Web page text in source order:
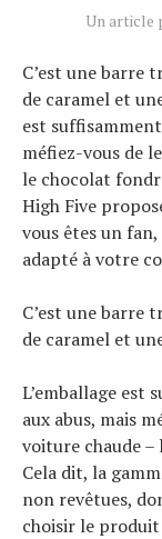
Un article
C’est une barre
de caramel et
est
méfiez-vous de
le chocolat
High Five
vous êtes un
adapté à votre
C’est une barre
de caramel et
L’emballage est
aux abus, mais
voiture chaude
Cela dit, la
non revêtues,
choisir le